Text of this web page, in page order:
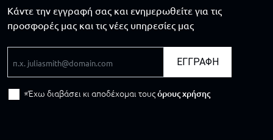
Κάντε την εγγραφή σας και ενημερωθείτε για τις
προσφορές μας και τις νέες υπηρεσίες μας
ΕΓΓΡΑΦΗ
Έχω διαβάσει κι αποδέχομαι τουςόρους χρήσης